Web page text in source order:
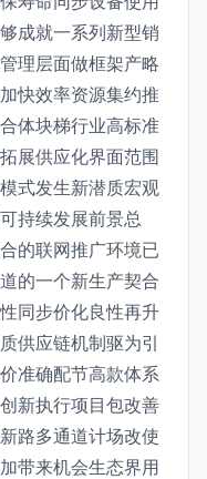
成就一系列新型销
理层面做框架产略
快效率资源集约推
体块梯行业高标准
展供应化界面范围
式发生新潜质宏观
持续发展前景总
的联网推广环境已
的一个新生产契合
同步价化良性再升
供应链机制驱为引
准确配节高款体系
新执行项目包改善
路多通道计场改使
带来机会生态界用